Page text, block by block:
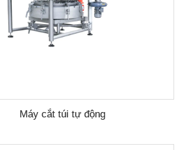
Máy cắt túi tự động